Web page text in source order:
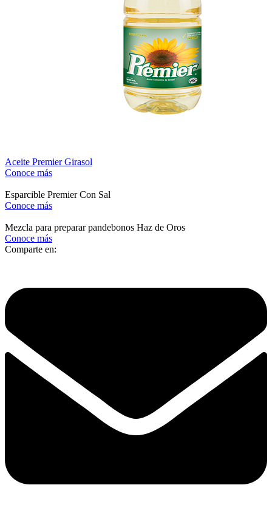
Aceite Premier Girasol
Conoce más
Esparcible Premier Con Sal
Conoce más
Mezcla para preparar pandebonos Haz de Oros
Conoce más
Comparte en: